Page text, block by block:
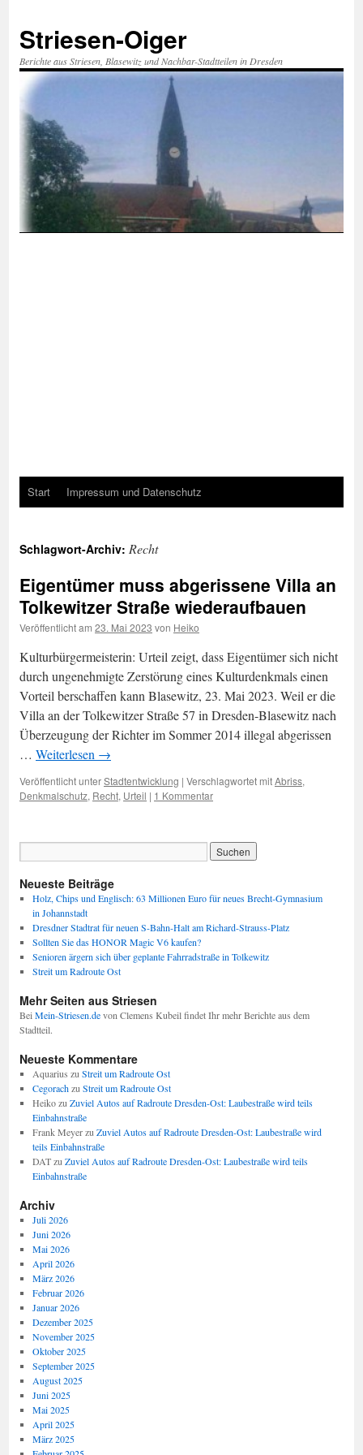
springen
Striesen-Oiger
Berichte aus Striesen, Blasewitz und Nachbar-Stadtteilen in Dresden
Start Impressum und Datenschutz
Schlagwort-Archiv: Recht
Eigentümer muss abgerissene Villa an
Tolkewitzer Straße wiederaufbauen
Veröffentlicht am 23. Mai 2023 von Heiko
Kulturbürgermeisterin: Urteil zeigt, dass Eigentümer sich nicht
durch ungenehmigte Zerstörung eines Kulturdenkmals einen
Vorteil berschaffen kann Blasewitz, 23. Mai 2023. Weil er die
Villa an der Tolkewitzer Straße 57 in Dresden-Blasewitz nach
Überzeugung der Richter im Sommer 2014 illegal abgerissen
… Weiterlesen →
Veröffentlicht unterStadtentwicklung | Verschlagwortet mitAbriss,
Denkmalschutz, Recht, Urteil | 1 Kommentar
Neueste Beiträge
Holz, Chips und Englisch: 63 Millionen Euro für neues Brecht-Gymnasium
in Johannstadt
Dresdner Stadtrat für neuen S-Bahn-Halt am Richard-Strauss-Platz
Sollten Sie das HONOR Magic V6 kaufen?
Senioren ärgern sich über geplante Fahrradstraße in Tolkewitz
Streit um Radroute Ost
Mehr Seiten aus Striesen
Bei Mein-Striesen.devon Clemens Kubeil findet Ihr mehr Berichte aus dem
Stadtteil.
Neueste Kommentare
Aquarius zu Streit um Radroute Ost
Cegorachzu Streit um Radroute Ost
Heikozu Zuviel Autos auf Radroute Dresden-Ost: Laubestraße wird teils
Einbahnstraße
Frank Meyerzu Zuviel Autos auf Radroute Dresden-Ost: Laubestraße wird
teils Einbahnstraße
DATzu Zuviel Autos auf Radroute Dresden-Ost: Laubestraße wird teils
Einbahnstraße
Archiv
Juli 2026
Juni 2026
Mai 2026
April 2026
März 2026
Februar 2026
Januar 2026
Dezember 2025
November 2025
Oktober 2025
September 2025
August 2025
Juni 2025
Mai 2025
April 2025
März 2025